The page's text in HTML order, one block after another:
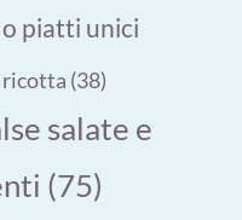
piatti unici
ricotta (38)
salate e
(75)